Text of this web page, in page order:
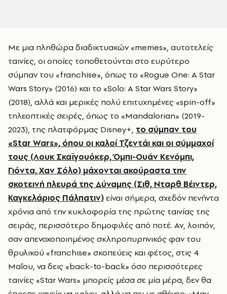
Με μια πληθώρα διαδικτυακών «memes», αυτοτελείς
ταινίες, οι οποίες τοποθετούνται στο ευρύτερο
σύμπαν του «franchise», όπως το «Rogue One: A Star
Wars Story» (2016) και το «Solo: A Star Wars Story»
(2018), αλλά και μερικές πολύ επιτυχημένες «spin-off»
τηλεοπτικές σειρές, όπως το «Mandalorian» (2019-
2023), της πλατφόρμας Disney+, το σύμπαν του
«Star Wars», όπου οι καλοί Τζεντάι και οι σύμμαχοί
τους (Λουκ Σκαϊγουόκερ, Όμπι-Ουάν Κενόμπι,
Γιόντα, Χαν Σόλο) μάχονται ακούραστα την
σκοτεινή πλευρά της Δύναμης (Σιθ, Νταρθ Βέιντερ,
Καγκελάριος Πάλπατιν)είναι σήμερα, σχεδόν πενήντα
χρόνια από την κυκλοφορία της πρώτης ταινίας της
σειράς, περισσότερο δημοφιλές από ποτέ. Αν, λοιπόν,
σαν απενοχοποιημένος σκληροπυρηνικός φαν του
θρυλικού «franchise» σκοπεύεις και φέτος, στις 4
Μαΐου, να δεις «back-to-back» όσο περισσότερες
ταινίες «Star Wars» μπορείς μέσα σε μία μέρα, δεν θα